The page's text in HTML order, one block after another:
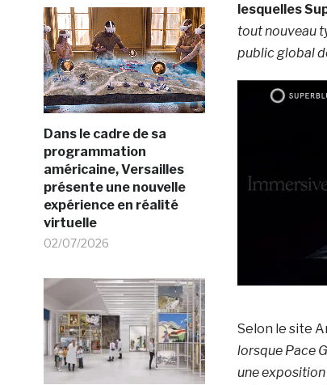
Dans le cadre de sa
programmation
américaine, Versailles
présente une nouvelle
expérience en réalité
virtuelle
02/07/2026
lesquelles
tout nouveau
public global
Selon le site
lorsque Pace
une